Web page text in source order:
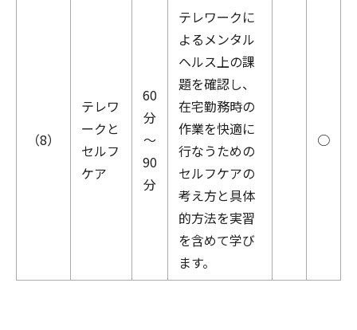
（8）
テレワ
ークと
セルフ
ケア
60
分
～
90
分
テレワークに
よるメンタル
ヘルス上の課
題を確認し、
在宅勤務時の
作業を快適に
行なうための
セルフケアの
考え方と具体
的方法を実習
を含めて学び
ます。
○